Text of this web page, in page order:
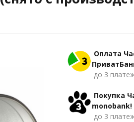
Оплата
до 3
Покупка
monobank!
до 3